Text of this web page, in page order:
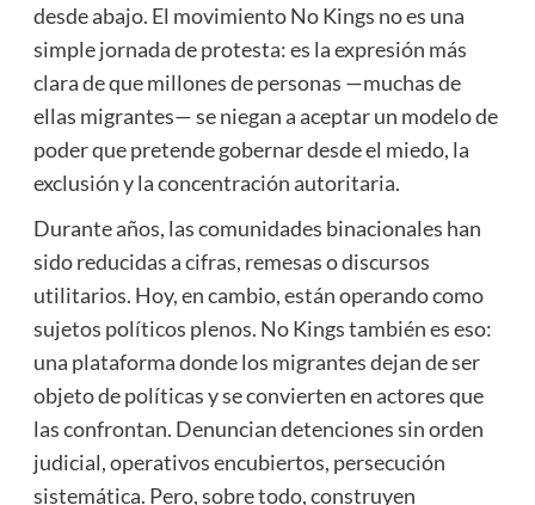
desde abajo. El movimiento No Kings no es una
simple jornada de protesta: es la expresión más
clara de que millones de personas —muchas de
ellas migrantes— se niegan a aceptar un modelo de
poder que pretende gobernar desde el miedo, la
exclusión y la concentración autoritaria.
Durante años, las comunidades binacionales han
sido reducidas a cifras, remesas o discursos
utilitarios. Hoy, en cambio, están operando como
sujetos políticos plenos. No Kings también es eso:
una plataforma donde los migrantes dejan de ser
objeto de políticas y se convierten en actores que
las confrontan. Denuncian detenciones sin orden
judicial, operativos encubiertos, persecución
sistemática. Pero, sobre todo, construyen